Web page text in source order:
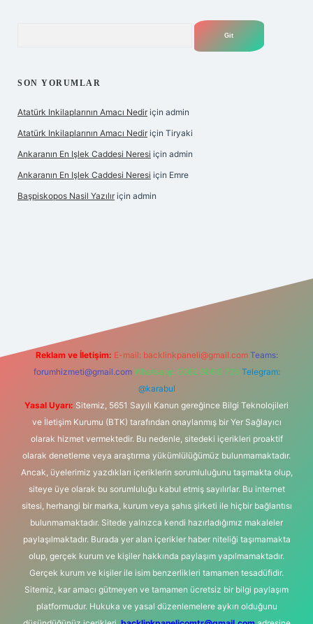
SON YORUMLAR
Atatürk Inkilaplarının Amacı Nedir için admin
Atatürk Inkilaplarının Amacı Nedir için Tiryaki
Ankaranın En Işlek Caddesi Neresi için admin
Ankaranın En Işlek Caddesi Neresi için Emre
Başpiskopos Nasil Yazılır için admin
Reklam ve İletişim: E-mail: backlinkpaneli@gmail.com Teams:
forumhizmeti@gmail.com Whatsapp: 0262 606 0 726 Telegram:
@karabul
Yasal Uyarı: Sitemiz, 5651 Sayılı Kanun gereğince Bilgi Teknolojileri
ve İletişim Kurumu (BTK) tarafından onaylanmış bir Yer Sağlayıcı
olarak hizmet vermektedir. Bu nedenle, sitedeki içerikleri proaktif
olarak denetleme veya araştırma yükümlülüğümüz bulunmamaktadır.
Ancak, üyelerimiz yazdıkları içeriklerin sorumluluğunu taşımakta olup,
siteye üye olarak bu sorumluluğu kabul etmiş sayılırlar. Bu internet
sitesi, herhangi bir marka, kurum veya şahıs şirketi ile hiçbir bağlantısı
bulunmamaktadır. Sitede yalnızca kendi hazırladığımız makaleler
paylaşılmaktadır. Burada yer alan içerikler haber niteliği taşımamakta
olup, gerçek kurum ve kişiler hakkında paylaşım yapılmamaktadır.
Gerçek kurum ve kişiler ile isim benzerlikleri tamamen tesadüfidir.
Sitemiz, kar amacı gütmeyen ve tamamen ücretsiz bir bilgi paylaşım
platformudur. Hukuka ve yasal düzenlemelere aykırı olduğunu